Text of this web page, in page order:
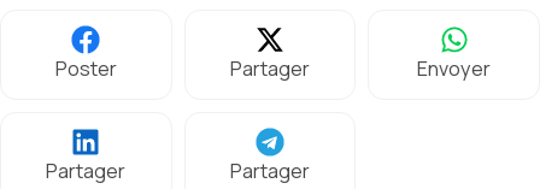
Poster Partager Envoyer
Partager Partager